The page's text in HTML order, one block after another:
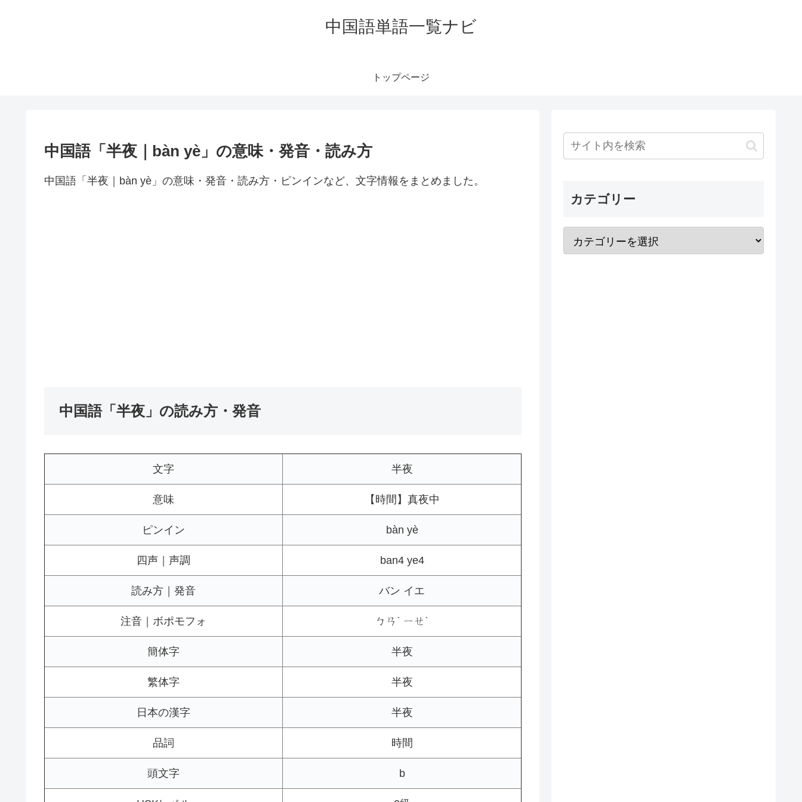
中国語単語一覧ナビ
トップページ
中国語「半夜｜bàn yè」の意味・発音・読み方
中国語「半夜｜bàn yè」の意味・発音・読み方・ピンインなど、文字情報をまとめました。
中国語「半夜」の読み方・発音
文字 半夜
意味 【時間】真夜中
ピンイン bàn yè
四声｜声調 ban4 ye4
読み方｜発音 バン イエ
注音｜ボポモフォ ㄅㄢˋ ㄧㄝˋ
簡体字 半夜
繁体字 半夜
日本の漢字 半夜
品詞 時間
頭文字 b
カテゴリー